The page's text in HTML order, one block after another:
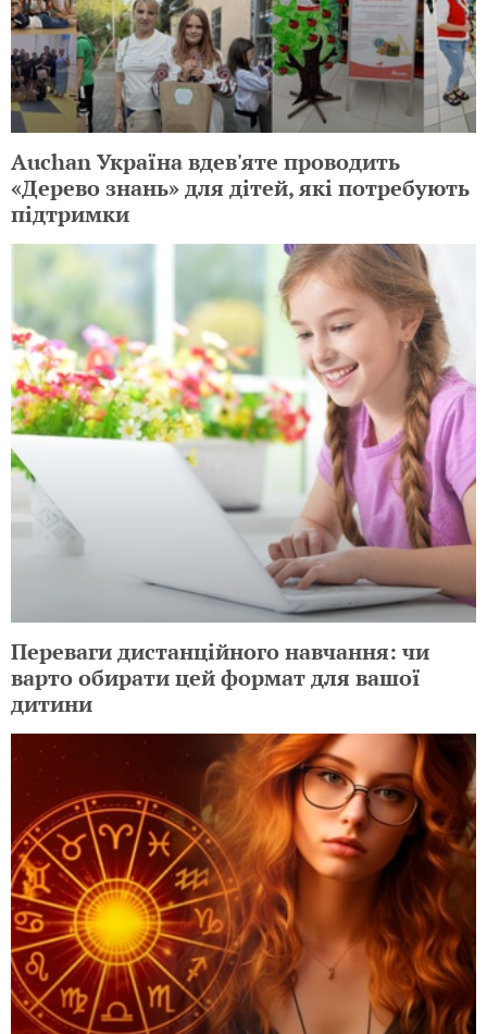
Auchan Україна вдев'яте проводить
«Дерево знань» для дітей, які потребують
підтримки
Переваги дистанційного навчання: чи
варто обирати цей формат для вашої
дитини